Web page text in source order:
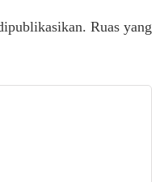
Ruas yang